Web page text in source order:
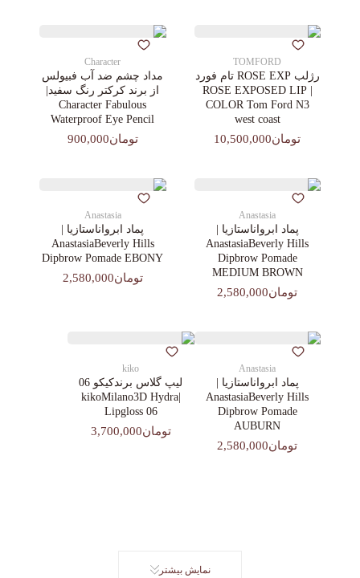
TOMFORD
رژلب ROSE EXP تام فورد
| ROSE EXPOSED LIP
COLOR Tom Ford N3
west coast
تومان10,500,000
Character
مداد چشم ضد آب فبیولس
از برند کرکتر رنگ سفید|
Character Fabulous
Waterproof Eye Pencil
تومان900,000
Anastasia
پماد ابرواناستازیا |
AnastasiaBeverly Hills
Dipbrow Pomade
MEDIUM BROWN
تومان2,580,000
Anastasia
پماد ابرواناستازیا |
AnastasiaBeverly Hills
Dipbrow Pomade EBONY
تومان2,580,000
Anastasia
پماد ابرواناستازیا |
AnastasiaBeverly Hills
Dipbrow Pomade
AUBURN
تومان2,580,000
kiko
لیپ گلاس‌ برندکیکو 06
|kikoMilano3D Hydra
Lipgloss 06
تومان3,700,000
نمایش بیشتر